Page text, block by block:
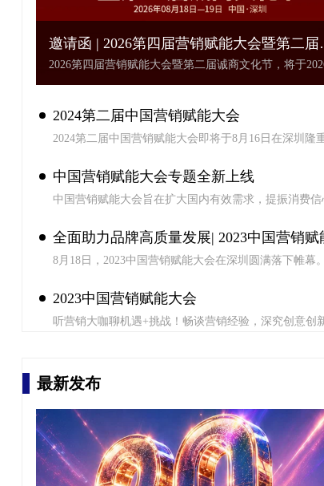
邀请函 | 2026第四届营销赋能大会暨第二届
商文化节
2026第四届营销赋能大会暨第二届诚商文化节，将于
海，智赋百县兴华章”为主题，打破传统会议单向宣讲
式化招商的固有模式。
2024第二届中国营销赋能大会
2024第二届中国营销赋能大会即将于8月16日在深圳隆
百年老店计划”为主题，共同研究营销的新模式和新思
同探讨营销创新品牌发展的新路径，赋能中国百年老
推动中国营销行业进步和发展，为中国企业的转型升
中国营销赋能大会专题全新上线
中国营销赋能大会旨在扩大国内有效需求，提振消费
企业打开认知维度，重新认知品牌、客户、店铺，重
念和营销模式，搭建稳定的销售渠道，通过聚焦数字
字品牌赋能，为后疫情时代赋能百业新生态、数字经
全面助力品牌高质量发展| 2023中国营销赋
会在深圳圆满落幕
8月18日，2023中国营销赋能大会在深圳圆满落下帷幕
市营销协会主办，快印客大生态系统、叶茂中营销策
采纳营销策划机构、商界大讲堂联合主办，旨在探讨
与企业品牌的紧密融合，全面助力品牌高质量发展。
2023中国营销赋能大会
听营销大咖聊机遇+挑战！畅谈营销经验，深究创意创
最新发布